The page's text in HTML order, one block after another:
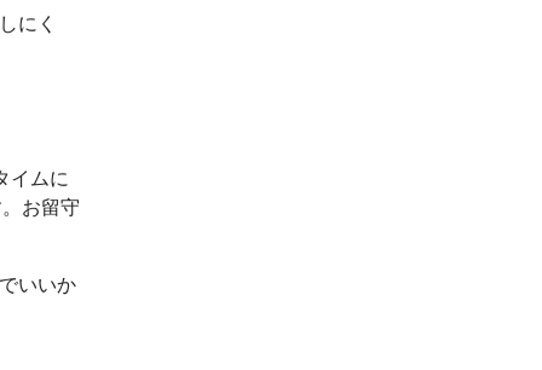
にく
イムに
お留守
いいか